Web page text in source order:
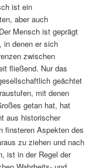
ist ein
aber auch
Mensch ist geprägt
in denen er sich
zwischen
fließend. Nur das
geächtet
mit denen
getan hat, hat
aus historischer
finsteren Aspekten des
zu ziehen und nach
ist in der Regel der